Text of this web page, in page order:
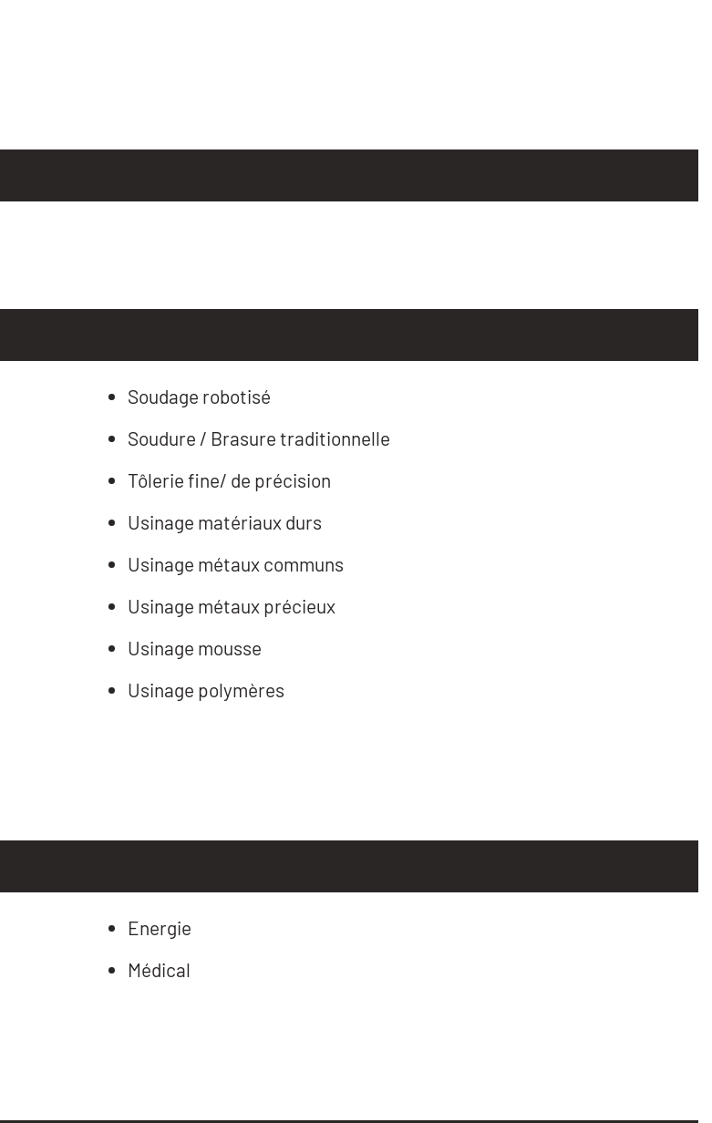
Soudage robotisé
Soudure / Brasure traditionnelle
Tôlerie fine/ de précision
Usinage matériaux durs
Usinage métaux communs
Usinage métaux précieux
Usinage mousse
Usinage polymères
Energie
Médical